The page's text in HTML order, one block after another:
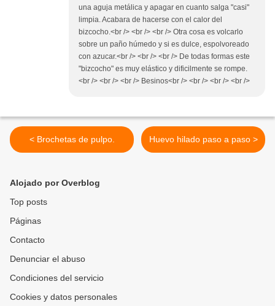
una aguja metálica y apagar en cuanto salga "casi"
limpia. Acabara de hacerse con el calor del
bizcocho.<br /> <br /> <br /> Otra cosa es volcarlo
sobre un paño húmedo y si es dulce, espolvoreado
con azucar.<br /> <br /> <br /> De todas formas este
"bizcocho" es muy elástico y dificilmente se rompe.
<br /> <br /> <br /> Besinos<br /> <br /> <br /> <br />
< Brochetas de pulpo. Huevo hilado paso a paso >
Alojado por Overblog
Top posts
Páginas
Contacto
Denunciar el abuso
Condiciones del servicio
Cookies y datos personales